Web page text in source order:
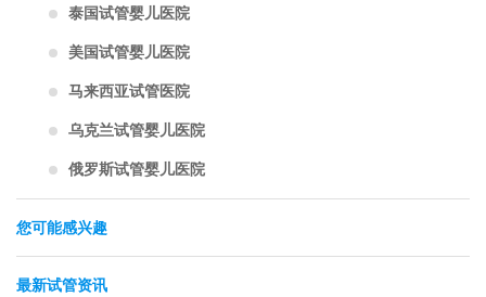
泰国试管婴儿医院
美国试管婴儿医院
马来西亚试管医院
乌克兰试管婴儿医院
俄罗斯试管婴儿医院
您可能感兴趣
最新试管资讯